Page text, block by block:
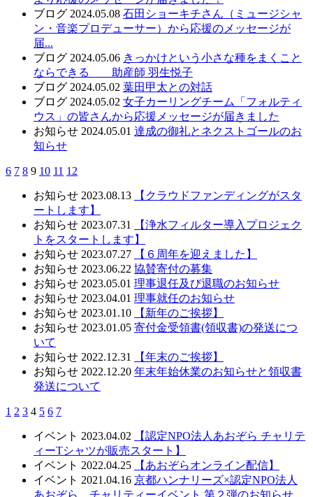
ブログ 2024.05.08 石田ショーキチさん（ミュージシャ
ン・音楽プロデューサー）から応援のメッセージが
届...
ブログ 2024.05.06 きっかけという小さな種をまくこと
ならできる 助産師 羽生悦子
ブログ 2024.05.02 葉田甲太との対話
ブログ 2024.05.02 女子カーリングチーム「フォルティ
ウス」の皆さんから応援メッセージが届きました
お知らせ 2024.05.01 達成の御礼とネクストゴールのお
知らせ
6 7 8 9 10 11 12
お知らせ 2023.08.13
【クラウドファンディングがスタ
ートします】
お知らせ 2023.07.31
【浄水フィルター導入プロジェク
トをスタートします】
お知らせ 2023.07.27
【６周年を迎えました】
お知らせ 2023.06.22 協賛寄付の募集
お知らせ 2023.05.01 理事退任及び退職のお知らせ
お知らせ 2023.04.01 理事就任のお知らせ
お知らせ 2023.01.10
【新年のご挨拶】
お知らせ 2023.01.05 寄付金受領書(領収書)の発送につ
いて
お知らせ 2022.12.31
【年末のご挨拶】
お知らせ 2022.12.20 年末年始休業のお知らせと領収書
発送について
1 2 3 4 5 6 7
イベント 2023.04.02
【認定NPO法人あおぞら チャリテ
ィーTシャツが販売スタート】
イベント 2022.04.25
【あおぞらオンライン配信】
イベント 2021.04.16 京都ハンナリーズ×認定NPO法人
あおぞら チャリティーイベント 第２弾のお知らせ